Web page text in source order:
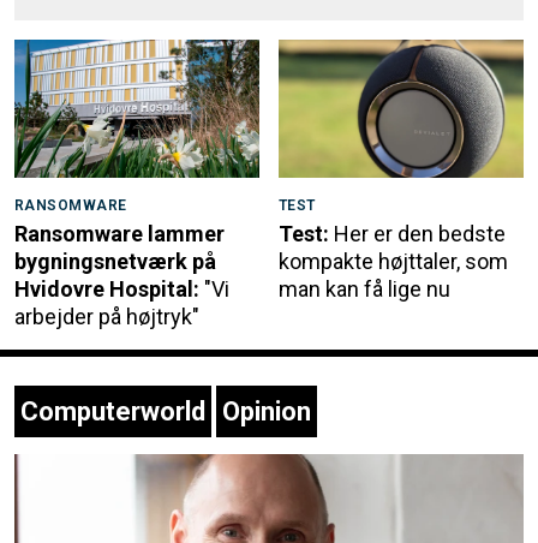
RANSOMWARE
Ransomware lammer
bygningsnetværk på
Hvidovre Hospital: "Vi
arbejder på højtryk"
TEST
Test: Her er den bedste
kompakte højttaler, som
man kan få lige nu
Computerworld Opinion